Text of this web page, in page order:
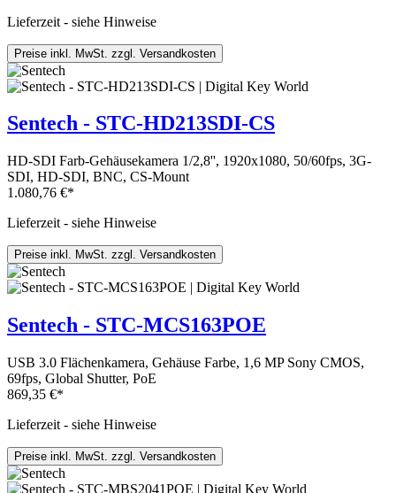
Lieferzeit - siehe Hinweise
Preise inkl. MwSt. zzgl. Versandkosten
Sentech - STC-HD213SDI-CS
HD-SDI Farb-Gehäusekamera 1/2,8'', 1920x1080, 50/60fps, 3G-
SDI, HD-SDI, BNC, CS-Mount
1.080,76 €*
Lieferzeit - siehe Hinweise
Preise inkl. MwSt. zzgl. Versandkosten
Sentech - STC-MCS163POE
USB 3.0 Flächenkamera, Gehäuse Farbe, 1,6 MP Sony CMOS,
69fps, Global Shutter, PoE
869,35 €*
Lieferzeit - siehe Hinweise
Preise inkl. MwSt. zzgl. Versandkosten